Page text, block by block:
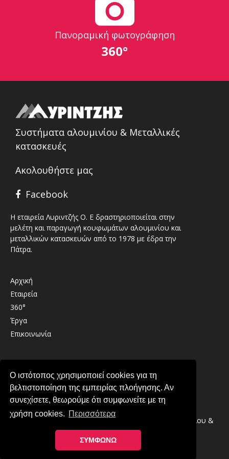
Ο ιστότοπος χρησιμοποιεί cookies για τη
βελτιστοποίηση της εμπειρίας πλοήγησης. Αν
συνεχίσετε, θεωρούμε ότι συμφωνείτε με τη
χρήση cookies. Περισσότερα
ΣΥΜΦΩΝΩ
Πανοραμική φωτογράφηση
360°
Συστήματα αλουμινίου & Μεταλλικές
κατασκευές
Ακολουθήστε μας
Facebook
Η εταιρεία Λυριντζής Ο. Ε δραστηριοποιείται στην
μελέτη και παραγωγή κουφωμάτων αλουμινίου και
μεταλλικών κατασκευών από το 1978 με έδρα την
Πάτρα.
Αρχική
Εταιρεία
360°
Έργα
Επικοινωνία
2610 439489
info@lirintzis.gr
Copyright © 2026 · Λυριντζής Ο.Ε. Συστήματα Αλουμινίου &
Μεταλλικές Κατασκευές στην Πάτρα
Πολιτική Απορρήτου
Κατασκευή ιστοσελίδας YES Internet